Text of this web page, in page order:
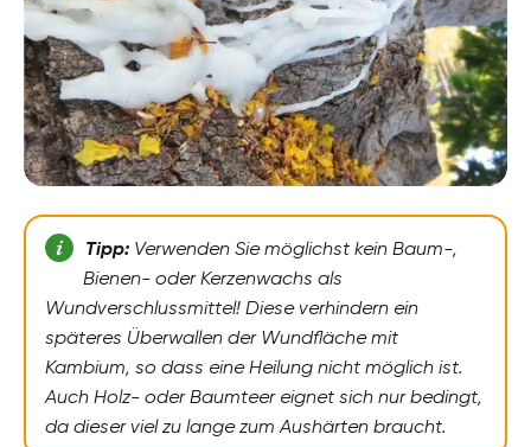
Tipp:Verwenden Sie möglichst kein Baum-,
Bienen- oder Kerzenwachs als
Wundverschlussmittel! Diese verhindern ein
späteres Überwallen der Wundfläche mit
Kambium, so dass eine Heilung nicht möglich ist.
Auch Holz- oder Baumteer eignet sich nur bedingt,
da dieser viel zu lange zum Aushärten braucht.